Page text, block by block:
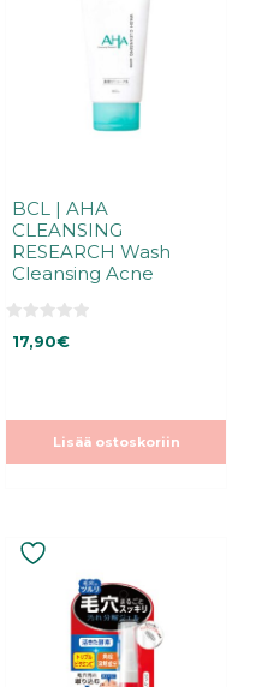
BCL | AHA
CLEANSING
RESEARCH Wash
Cleansing Acne
17,90€
Lisää ostoskoriin